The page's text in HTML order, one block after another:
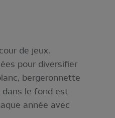
de jeux.
pour diversifier
bergeronnette
dans le fond est
année avec